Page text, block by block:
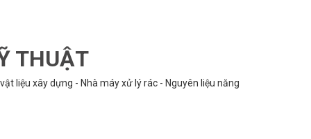
THUẬT
liệu xây dựng - Nhà máy xử lý rác - Nguyên liệu năng